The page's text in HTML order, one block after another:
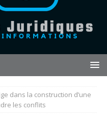
dans la construction d’une
les conflits